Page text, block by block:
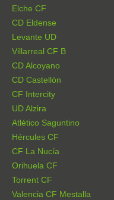
Elche CF
CD Eldense
Levante UD
Villarreal CF B
CD Alcoyano
CD Castellón
CF Intercity
UD Alzira
Atlético Saguntino
Hércules CF
CF La Nucía
Orihuela CF
Torrent CF
Valencia CF Mestalla